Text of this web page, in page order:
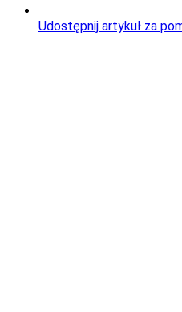
Udostępnij artykuł za